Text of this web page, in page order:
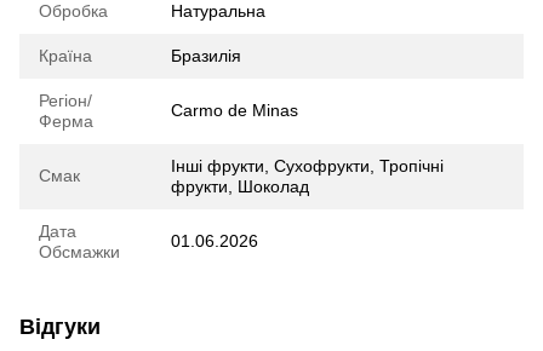
Обробка Натуральна
Країна Бразилія
Регіон/
Ферма
Carmo de Minas
Смак Інші фрукти Сухофрукти Тропічні
фрукти
Шоколад
Дата
Обсмажки
01.06.2026
Відгуки